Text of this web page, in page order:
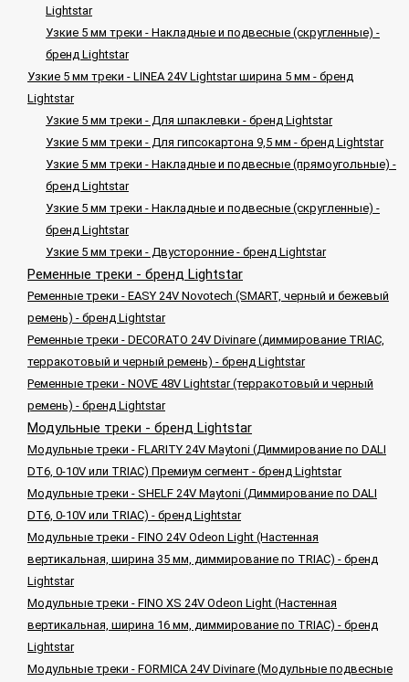
Lightstar
Узкие 5 мм треки - Накладные и подвесные (скругленные) -
бренд Lightstar
Узкие 5 мм треки - LINEA 24V Lightstar ширина 5 мм - бренд
Lightstar
Узкие 5 мм треки - Для шпаклевки - бренд Lightstar
Узкие 5 мм треки - Для гипсокартона 9,5 мм - бренд Lightstar
Узкие 5 мм треки - Накладные и подвесные (прямоугольные) -
бренд Lightstar
Узкие 5 мм треки - Накладные и подвесные (скругленные) -
бренд Lightstar
Узкие 5 мм треки - Двусторонние - бренд Lightstar
Ременные треки - бренд Lightstar
Ременные треки - EASY 24V Novotech (SMART, черный и бежевый
ремень) - бренд Lightstar
Ременные треки - DECORATO 24V Divinare (диммирование TRIAC,
терракотовый и черный ремень) - бренд Lightstar
Ременные треки - NOVE 48V Lightstar (терракотовый и черный
ремень) - бренд Lightstar
Модульные треки - бренд Lightstar
Модульные треки - FLARITY 24V Maytoni (Диммирование по DALI
DT6, 0-10V или TRIAC) Премиум сегмент - бренд Lightstar
Модульные треки - SHELF 24V Maytoni (Диммирование по DALI
DT6, 0-10V или TRIAC) - бренд Lightstar
Модульные треки - FINO 24V Odeon Light (Настенная
вертикальная, ширина 35 мм, диммирование по TRIAC) - бренд
Lightstar
Модульные треки - FINO XS 24V Odeon Light (Настенная
вертикальная, ширина 16 мм, диммирование по TRIAC) - бренд
Lightstar
Модульные треки - FORMICA 24V Divinare (Модульные подвесные